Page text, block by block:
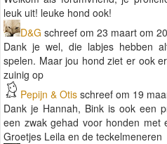
leuk uit! leuke hond ook!
D&G schreef om 23 maart om
Dank je wel, die labjes hebben
spelen. Maar jou hond ziet er ook
zuinig op
Pepijn & Otis schreef om 19
Dank je Hannah, Bink is ook een
een zwak gehad voor honden met
Groetjes Leila en de teckelmeneren